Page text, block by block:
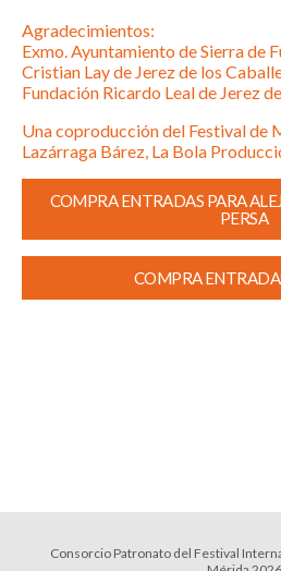
Agradecimientos:
Exmo. Ayuntamiento de Sierra de
Cristian Lay de Jerez de los
Fundación Ricardo Leal de Jerez
Una coproducción del Festival de
Lazárraga Bárez, La Bola
COMPRA ENTRADAS PARA
PERSA
COMPRA
Consorcio Patronato del Festival